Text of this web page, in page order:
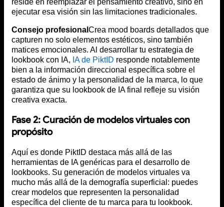
ejecutar esa visión sin las limitaciones tradicionales.
Consejo profesional Crea mood boards detallados que
capturen no solo elementos estéticos, sino también
matices emocionales. Al desarrollar tu estrategia de
lookbook con IA, IA de PiktID responde notablemente
bien a la información direccional específica sobre el
estado de ánimo y la personalidad de la marca, lo que
garantiza que su lookbook de IA final refleje su visión
creativa exacta.
Fase 2: Curación de modelos virtuales con
propósito
Aquí es donde PiktID destaca más allá de las
herramientas de IA genéricas para el desarrollo de
lookbooks. Su generación de modelos virtuales va
mucho más allá de la demografía superficial: puedes
crear modelos que representen la personalidad
específica del cliente de tu marca para tu lookbook.